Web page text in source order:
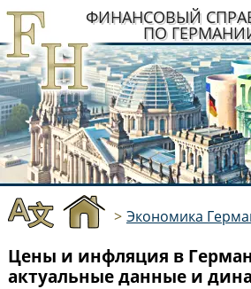
ФИНАНСОВЫЙ
ПО
> Экономика
Цены и инфляция в
актуальные данные и